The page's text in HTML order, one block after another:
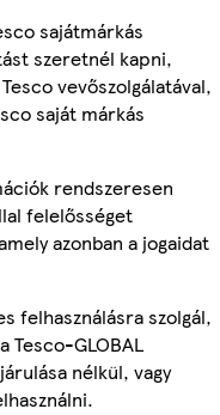
sajátmárkás
szeretnél kapni,
vevőszolgálatával,
saját márkás
rendszeresen
felelősséget
azonban a jogaidat
felhasználásra szolgál,
Tesco-GLOBAL
nélkül, vagy